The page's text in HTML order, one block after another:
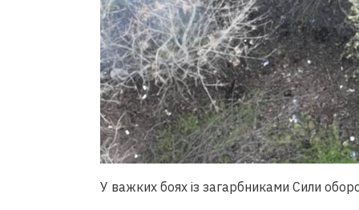
У важких боях із загарбниками Сили